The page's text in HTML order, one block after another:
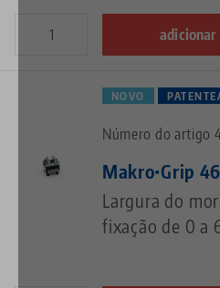
adicionar
NOVO
Número do artigo
Makro•Grip
Largura do
fixação de 0 a